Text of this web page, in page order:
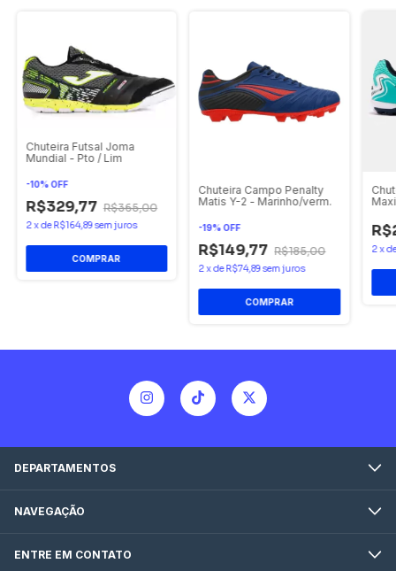
Chuteira Futsal Joma
Mundial - Pto / Lim
-10%OFF
R$329,77 R$365,00
2xdeR$164,89sem juros
COMPRAR
Chuteira Campo Penalty
Matis Y-2 - Marinho/verm.
-19%OFF
R$149,77 R$185,00
2xdeR$74,89sem juros
COMPRAR
2x
DEPARTAMENTOS
NAVEGAÇÃO
ENTRE EM CONTATO